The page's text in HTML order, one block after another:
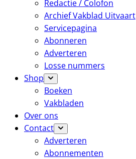
Redactie / Colofon
Archief Vakblad Uitvaart
Servicepagina
Abonneren
Adverteren
Losse nummers
Shop
Boeken
Vakbladen
Over ons
Contact
Adverteren
Abonnementen